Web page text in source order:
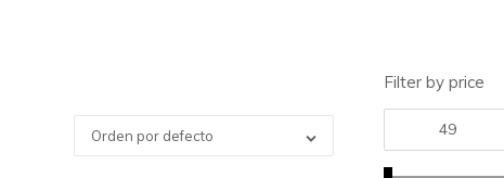
Orden por defecto
Filter by price